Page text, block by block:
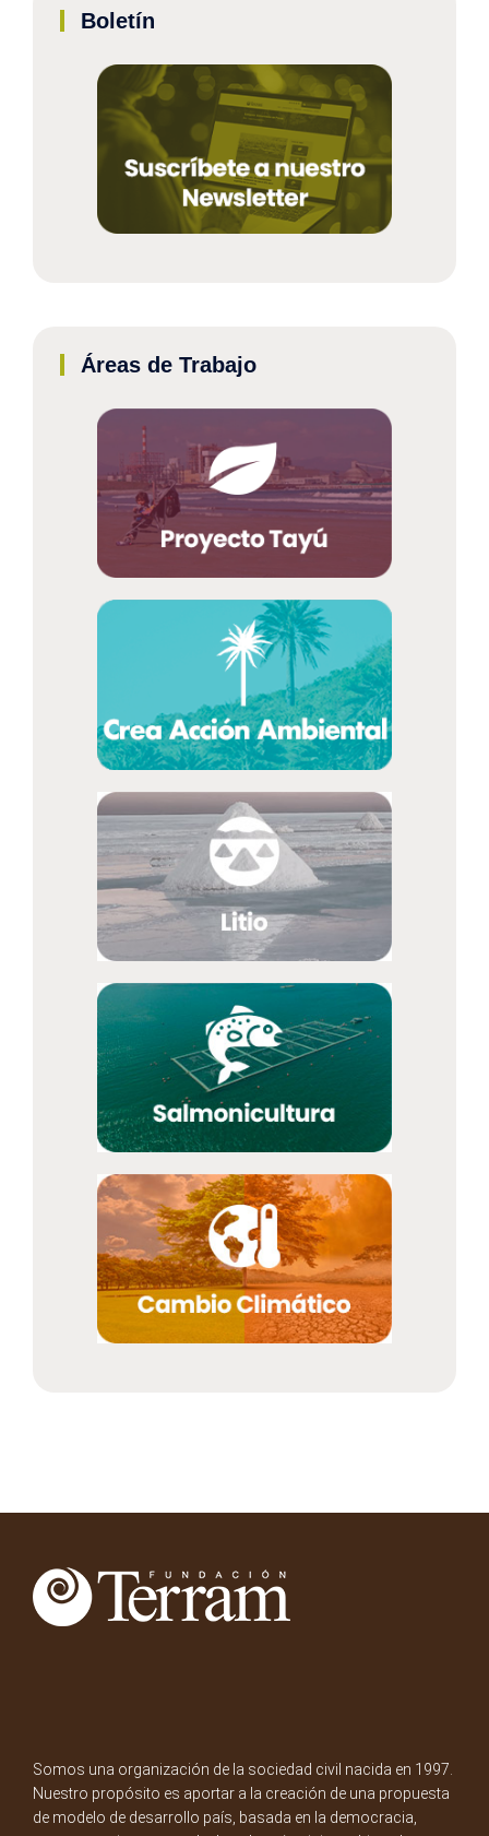
Boletín
Áreas de Trabajo
Somos una organización de la sociedad civil nacida en 1997.
Nuestro propósito es aportar a la creación de una propuesta
de modelo de desarrollo país, basada en la democracia,